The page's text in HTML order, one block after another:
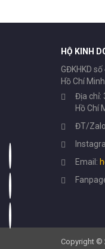
HỘ KINH
GĐKHKD
Hồ Chí
Địa chỉ:
Hồ Chí
ĐT/
Email:
Copyright ©